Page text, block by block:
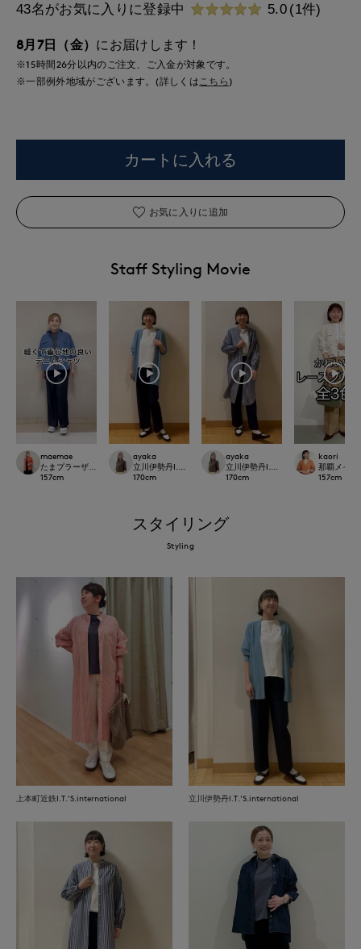
43名がお気に入りに登録中 5.0 (1件)
8月7日（金） にお届けします！
※15時間26分以内のご注文、ご入金が対象です。
※一部例外地域がございます。(詳しくは こちら )
カートに入れる
お気に入りに追加
Staff Styling Movie
maemae
たまプラーザ東急I.T.'S.international
157cm
ayaka
立川伊勢丹I.T.'S.international
170cm
ayaka
立川伊勢丹I.T.'S.international
170cm
kaori
那覇メイ
157cm
スタイリング
Styling
上本町近鉄I.T.'S.international 立川伊勢丹I.T.'S.international